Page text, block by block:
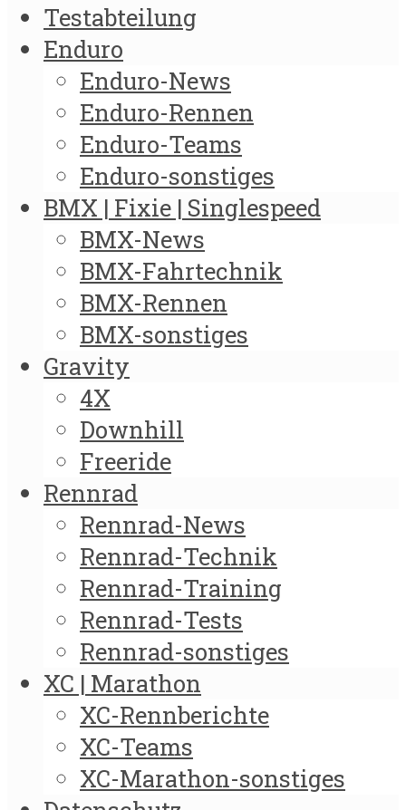
Testabteilung
Enduro
Enduro-News
Enduro-Rennen
Enduro-Teams
Enduro-sonstiges
BMX | Fixie | Singlespeed
BMX-News
BMX-Fahrtechnik
BMX-Rennen
BMX-sonstiges
Gravity
4X
Downhill
Freeride
Rennrad
Rennrad-News
Rennrad-Technik
Rennrad-Training
Rennrad-Tests
Rennrad-sonstiges
XC | Marathon
XC-Rennberichte
XC-Teams
XC-Marathon-sonstiges